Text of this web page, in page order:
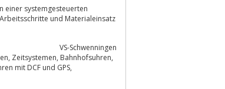
VS-Schwenningen